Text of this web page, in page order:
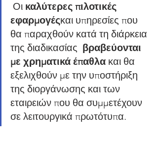
Οι καλύτερες πιλοτικές
εφαρμογέςκαι υπηρεσίες που
θα παραχθούν κατά τη διάρκεια
της διαδικασίας βραβεύονται
με χρηματικά έπαθλα και θα
εξελιχθούν με την υποστήριξη
της διοργάνωσης και των
εταιρειών που θα συμμετέχουν
σε λειτουργικά πρωτότυπα.